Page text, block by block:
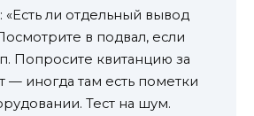
ли отдельный вывод
в подвал, если
Попросите квитанцию за
— иногда там есть пометки
Тест на шум.